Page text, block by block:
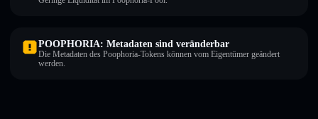
POOPHORIA: Metadaten sind veränderbar
Die Metadaten des Poophoria-Tokens können vom Eigentümer geändert
werden.